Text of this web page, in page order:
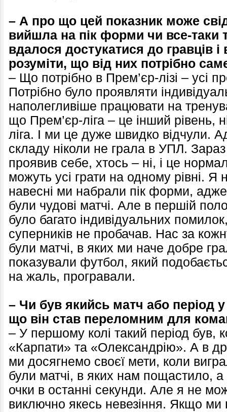
– А про що цей показник може
вийшла на пік форми чи все-таки
вдалося достукатися до гравців
розуміти, що від них потрібно
– Що потрібно в Прем’єр-лізі – усі
Потрібно було проявляти
наполегливіше працювати на
що Прем’єр-ліга – це інший рівень,
ліга. І ми це дуже швидко відчули.
складу ніколи не грала в УПЛ.
проявив себе, хтось – ні, і це
можуть усі грати на одному рівні.
навесні ми набрали пік форми,
були чудові матчі. Але в першій
було багато індивідуальних помилок,
суперників не пробачав. Нас за
були матчі, в яких ми наче добре
показували футбол, який
на жаль, програвали.
– Чи був якийсь матч або період у
що він став переломним для
– У першому колі такий період був,
«Карпати» та «Олександрію». А в
ми досягнемо своєї мети, коли
були матчі, в яких нам пощастило, а
очки в останні секунди. Але я не
виключно якесь невезіння. Якщо ми